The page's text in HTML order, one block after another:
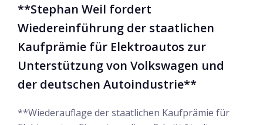
**Stephan Weil fordert
Wiedereinführung der staatlichen
Kaufprämie für Elektroautos zur
Unterstützung von Volkswagen und
der deutschen Autoindustrie**
**Wiederauflage der staatlichen Kaufprämie für